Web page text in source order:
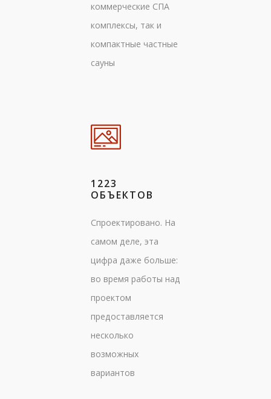
коммерческие СПА
комплексы, так и
компактные частные
сауны
1223
ОБЪЕКТОВ
Спроектировано. На
самом деле, эта
цифра даже больше:
во время работы над
проектом
предоставляется
несколько
возможных
вариантов